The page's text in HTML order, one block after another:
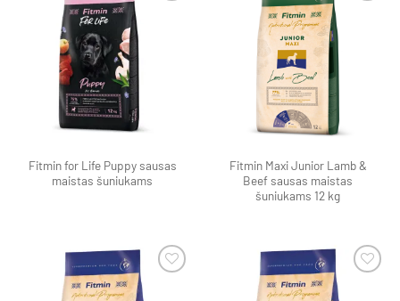
Fitmin for Life Puppy sausas
maistas šuniukams
produktą
Fitmin Maxi Junior Lamb &
Beef sausas maistas
šuniukams 12 kg